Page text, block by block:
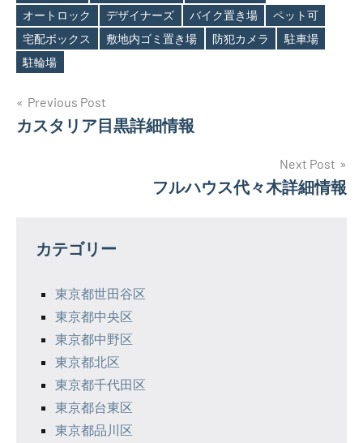
Tags
オートロック
デザイナーズ バイク置き場
ペット可
宅配ボックス
敷地内ゴミ置き場 防犯カメラ
駐車場
駐輪場
投
稿
ー
Previous Post
カスタリア目黒詳細情報
Next Post
フルハウス代々木詳細情報
カテゴリー
東京都世田谷区
東京都中央区
東京都中野区
東京都北区
東京都千代田区
東京都台東区
東京都品川区